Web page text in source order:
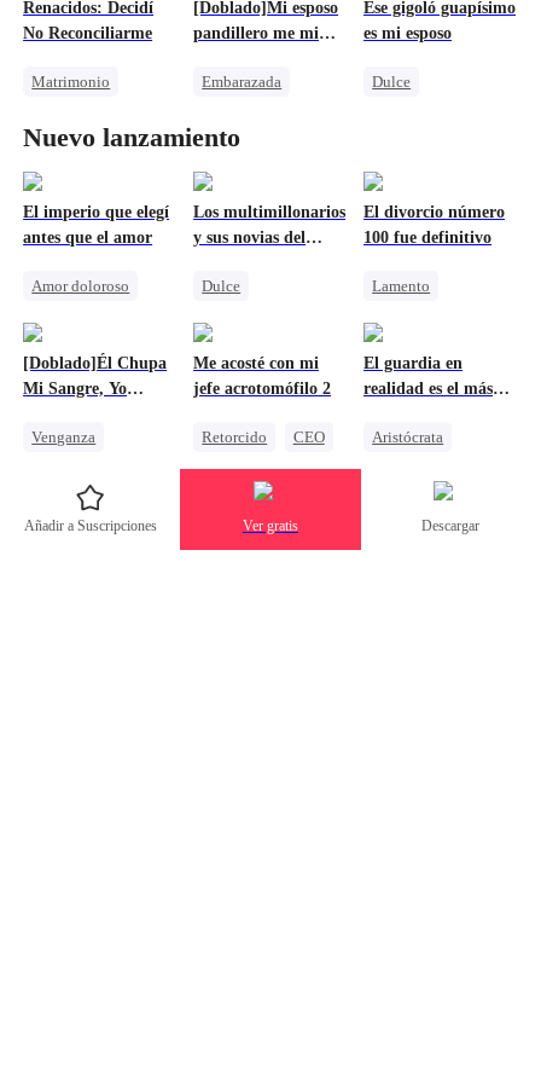
Contraataque
Contraataque
Infiel
Renacidos: Decidí
No Reconciliarme
Matrimonio
Destinado
Millonario
Hacerse el tonto
[Doblado]Mi esposo
pandillero me mima
Embarazada
Cenicienta
Ese gigoló guapísimo
es mi esposo
Dulce
Amnesia
Amor secreto realizado
Nuevo lanzamiento
El imperio que elegí
antes que el amor
Amor doloroso
Amor-Odio
Los multimillonarios
y sus novias del
Dulce
Millonario
Amor Después Del Matrimonio
El divorcio número
100 fue definitivo
Lamento
Divorcio
CEO
[Doblado]Él Chupa
Mi Sangre, Yo
Venganza
Contraataque
Me acosté con mi
jefe acrotomófilo 2
Retorcido
CEO
BL
Oficina
El guardia en
realidad es el más
Aristócrata
Fantasía Oriental
Añadir a Suscripciones Ver gratis Descargar